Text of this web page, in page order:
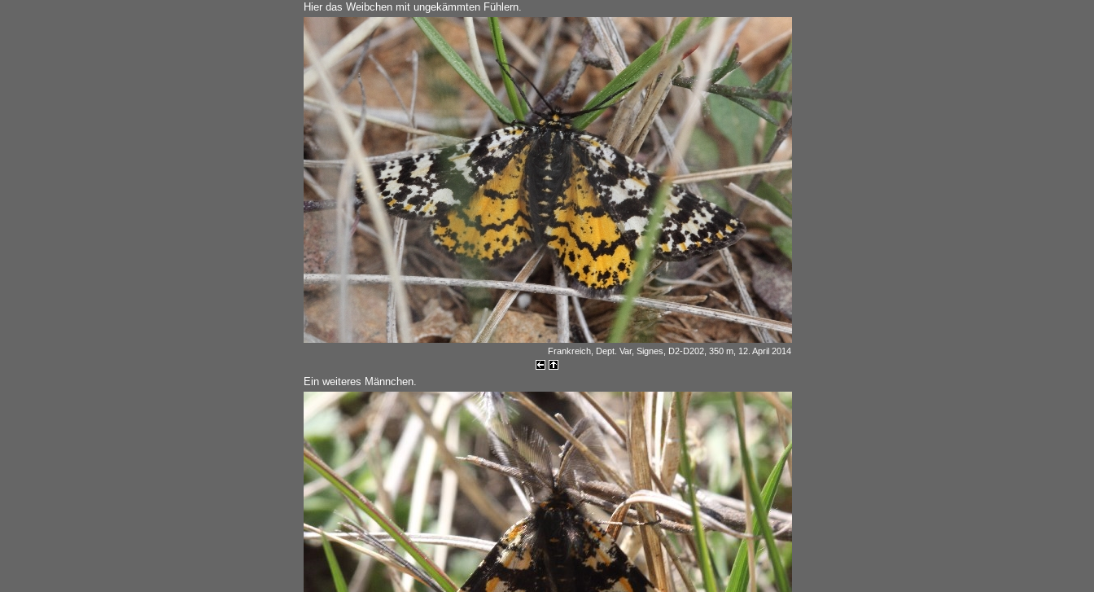
Hier das Weibchen mit ungekämmten Fühlern.
Frankreich, Dept. Var, Signes, D2-D202, 350 m, 12. April 2014
Ein weiteres Männchen.